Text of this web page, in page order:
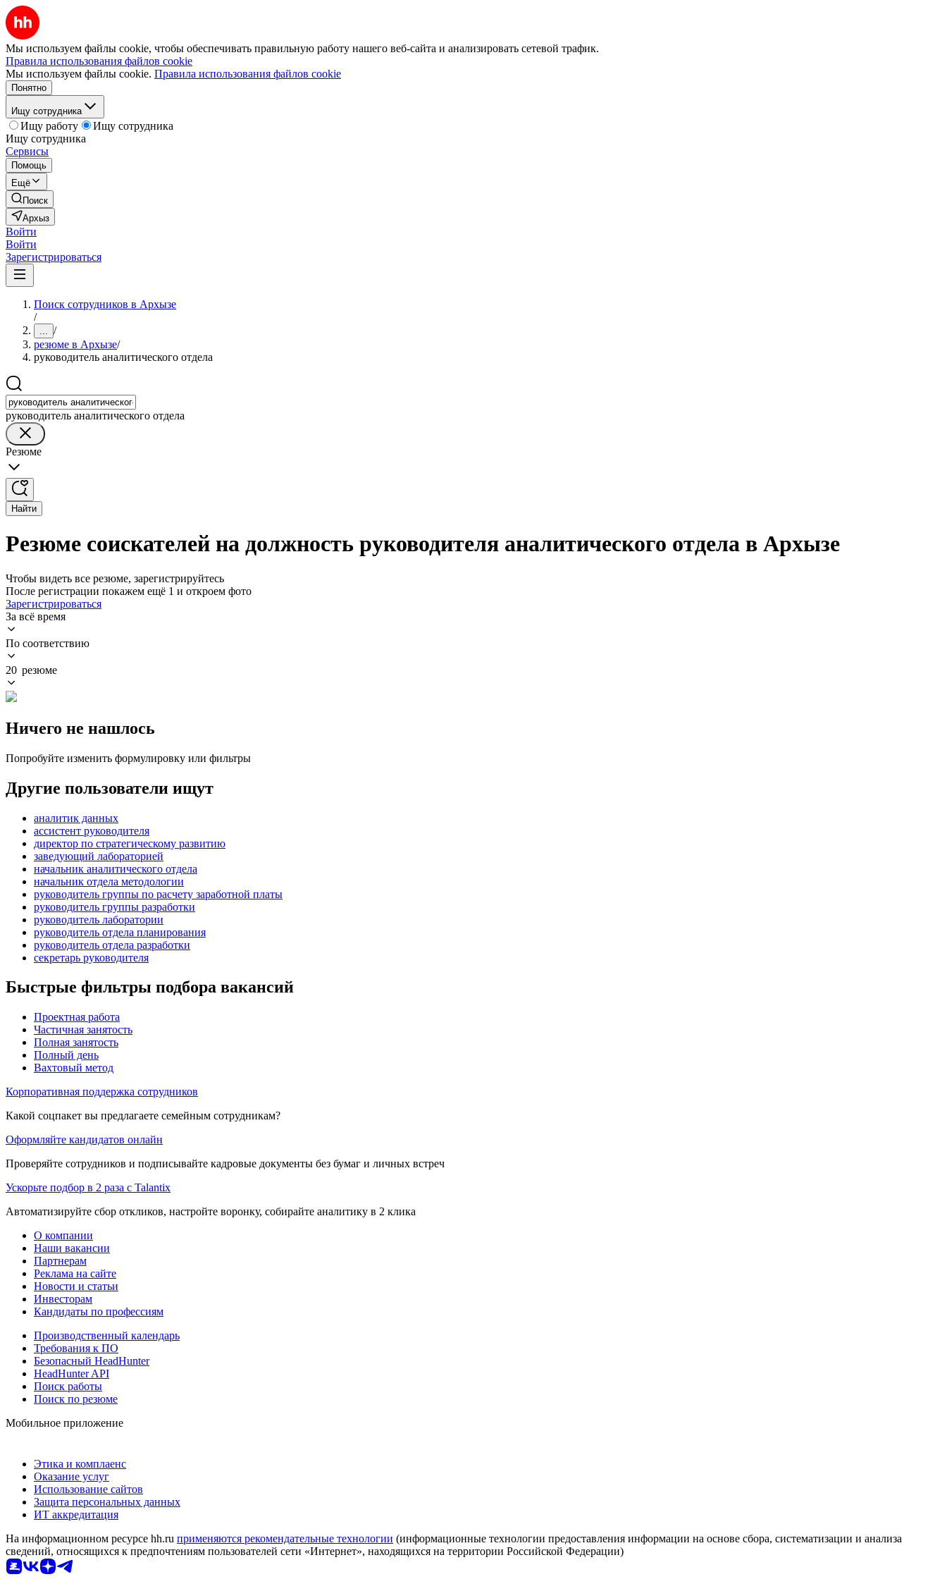
Мы используем файлы cookie, чтобы обеспечивать правильную работу нашего веб-сайта и анализировать сетевой трафик.
Правила использования файлов cookie
Мы используем файлы cookie. Правила использования файлов cookie
Понятно
Ищу сотрудника
Ищу работу
Ищу сотрудника
Ищу сотрудника
Сервисы
Помощь
Ещё
Поиск
Архыз
Войти
Войти
Зарегистрироваться
Поиск сотрудников в Архызе
/
... /
резюме в Архызе/
руководитель аналитического отдела
руководитель аналитического отдела
Резюме
Найти
Резюме соискателей на должность руководителя аналитического отдела в Архызе
Чтобы видеть все резюме, зарегистрируйтесь
После регистрации покажем ещё 1 и откроем фото
Зарегистрироваться
За всё время
По соответствию
20 резюме
Ничего не нашлось
Попробуйте изменить формулировку или фильтры
Другие пользователи ищут
аналитик данных
ассистент руководителя
директор по стратегическому развитию
заведующий лабораторией
начальник аналитического отдела
начальник отдела методологии
руководитель группы по расчету заработной платы
руководитель группы разработки
руководитель лаборатории
руководитель отдела планирования
руководитель отдела разработки
секретарь руководителя
Быстрые фильтры подбора вакансий
Проектная работа
Частичная занятость
Полная занятость
Полный день
Вахтовый метод
Корпоративная поддержка сотрудников
Какой соцпакет вы предлагаете семейным сотрудникам?
Оформляйте кандидатов онлайн
Проверяйте сотрудников и подписывайте кадровые документы без бумаг и личных встреч
Ускорьте подбор в 2 раза с Talantix
Автоматизируйте сбор откликов, настройте воронку, собирайте аналитику в 2 клика
О компании
Наши вакансии
Партнерам
Реклама на сайте
Новости и статьи
Инвесторам
Кандидаты по профессиям
Производственный календарь
Требования к ПО
Безопасный HeadHunter
HeadHunter API
Поиск работы
Поиск по резюме
Мобильное приложение
Этика и комплаенс
Оказание услуг
Использование сайтов
Защита персональных данных
ИТ аккредитация
На информационном ресурсе hh.ru применяются рекомендательные технологии (информационные технологии предоставления информации на основе сбора, систематизации и анализа
сведений, относящихся к предпочтениям пользователей сети «Интернет», находящихся на территории Российской Федерации)